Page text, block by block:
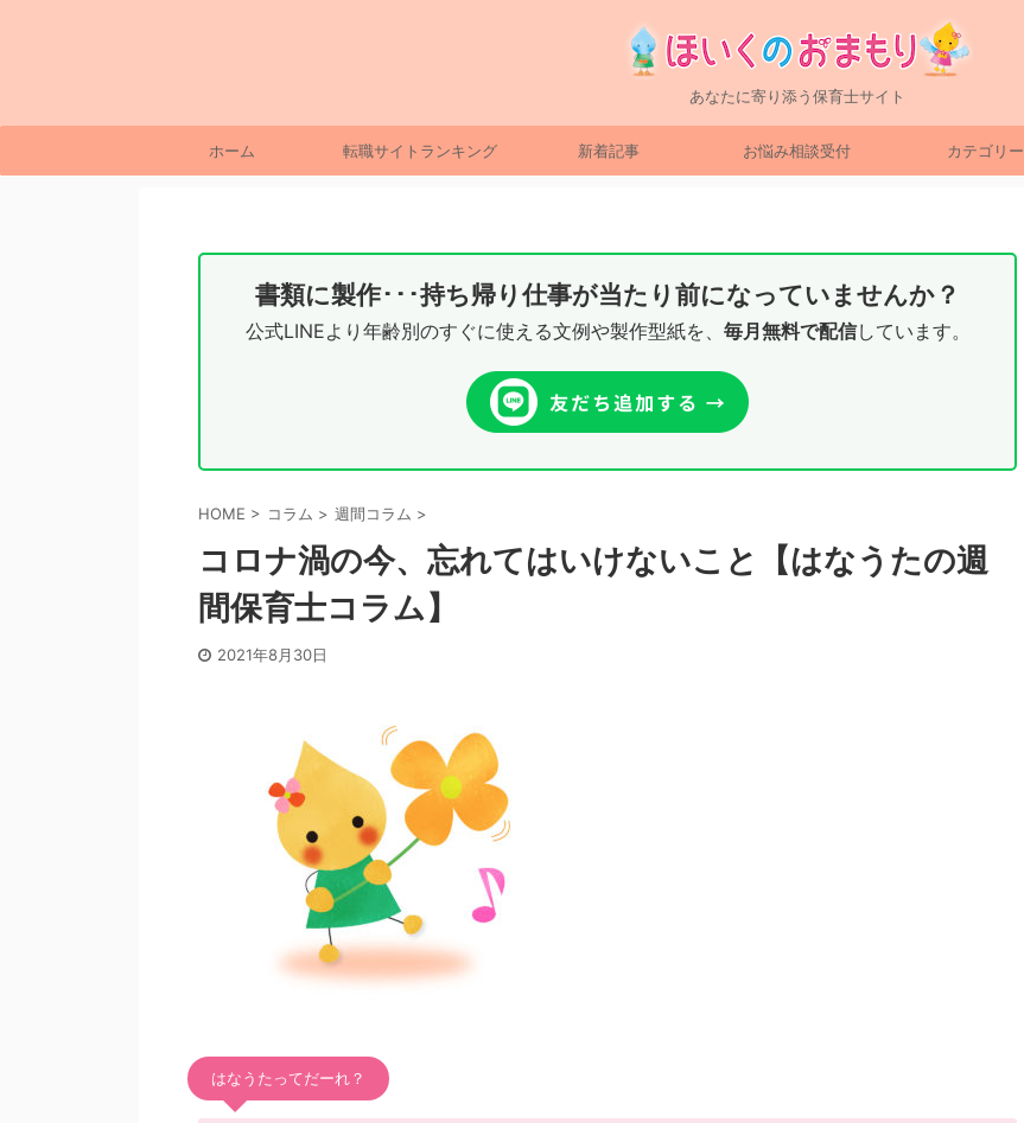
あなたに寄り添う保育士サイト
ホーム 転職サイトランキング 新着記事 お悩み相談受付 カテゴリー
書類に製作･･･持ち帰り仕事が当たり前になっていませんか？
公式LINEより年齢別のすぐに使える文例や製作型紙を、 毎月無料で配信しています。
HOME > コラム > 週間コラム >
コロナ渦の今、忘れてはいけないこと【はなうたの週
間保育士コラム】
2021年8月30日
はなうたってだーれ？